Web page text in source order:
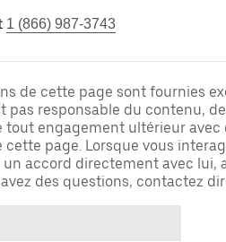
1 (866) 987-3743
de cette page sont fournies
pas responsable du contenu,
tout engagement ultérieur
page. Lorsque vous
accord directement avec lui,
des questions, contactez